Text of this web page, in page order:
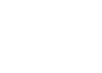
a je to dobře. Pohyb na
hlavně
nebo mokrým